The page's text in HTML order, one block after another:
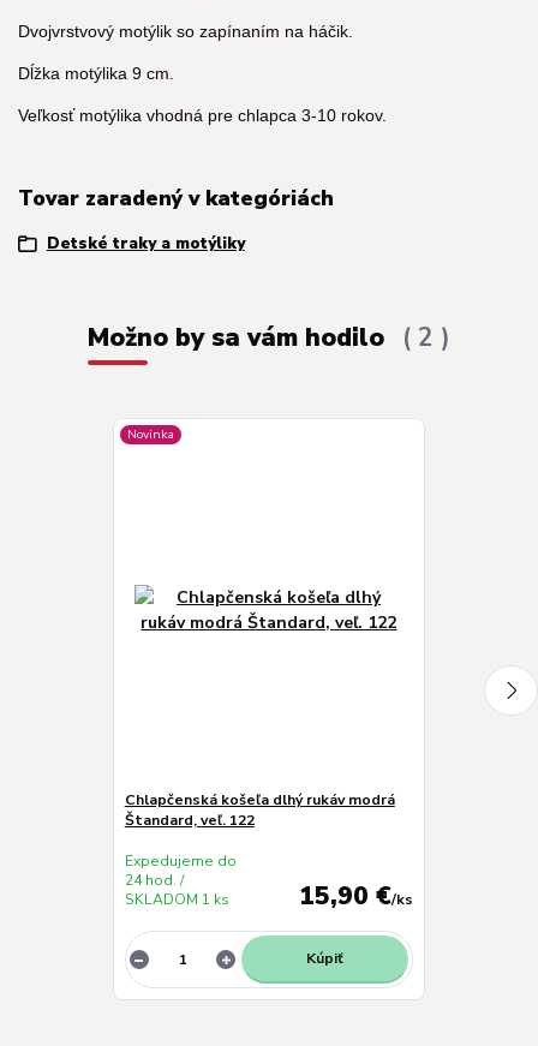
Dvojvrstvový motýlik so zapínaním na háčik.
Dĺžka motýlika 9 cm.
Veľkosť motýlika vhodná pre chlapca 3-10 rokov.
Tovar zaradený v kategóriách
Detské traky a motýliky
Možno by sa vám hodilo 2
Novinka
Chlapčenská košeľa dlhý rukáv modrá
Štandard, veľ. 122
15,90 €/ks
Expedujeme do
24 hod. /
SKLADOM 1 ks
Kúpiť